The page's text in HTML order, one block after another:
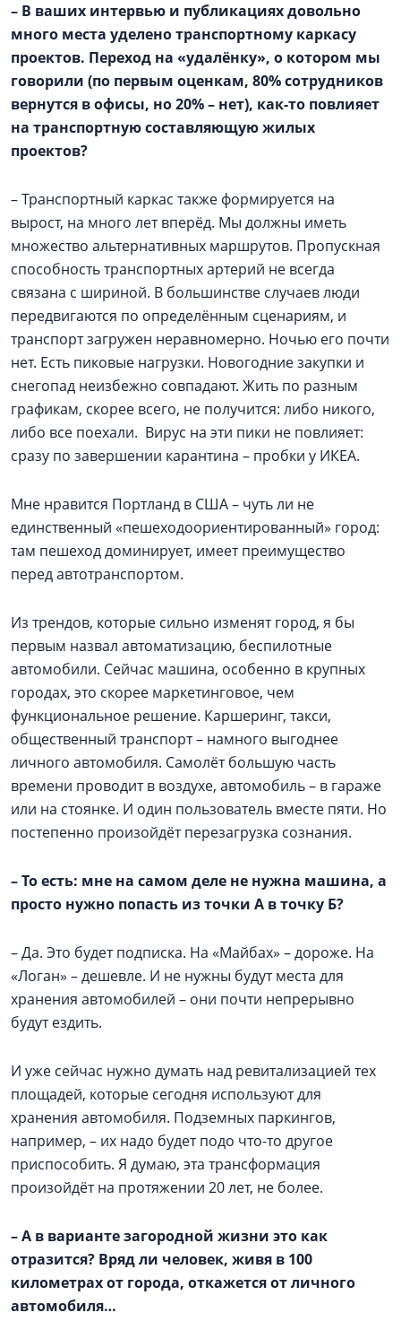
– В ваших интервью и публикациях довольно
много места уделено транспортному каркасу
проектов. Переход на «удалёнку», о котором мы
говорили (по первым оценкам, 80% сотрудников
вернутся в офисы, но 20%– нет), как-то повлияет
на транспортную составляющую жилых
проектов?
– Транспортный каркас также формируется на
вырост, на много лет вперёд. Мы должны иметь
множество альтернативных маршрутов. Пропускная
способность транспортных артерий не всегда
связана с шириной. В большинстве случаев люди
передвигаются по определённым сценариям, и
транспорт загружен неравномерно. Ночью его почти
нет. Есть пиковые нагрузки. Новогодние закупки и
снегопад неизбежно совпадают. Жить по разным
графикам, скорее всего, не получится: либо никого,
либо все поехали. Вирус на эти пики не повлияет:
сразу по завершении карантина – пробки у ИКЕА.
Мне нравится Портланд в США – чуть ли не
единственный «пешеходоориентированный» город:
там пешеход доминирует, имеет преимущество
перед автотранспортом.
Из трендов, которые сильно изменят город, я бы
первым назвал автоматизацию, беспилотные
автомобили. Сейчас машина, особенно в крупных
городах, это скорее маркетинговое, чем
функциональное решение. Каршеринг, такси,
общественный транспорт – намного выгоднее
личного автомобиля. Самолёт большую часть
времени проводит в воздухе, автомобиль – в гараже
или на стоянке. И один пользователь вместе пяти. Но
постепенно произойдёт перезагрузка сознания.
–То есть: мне на самом деле не нужна машина, а
просто нужно попасть из точки А в точку Б?
– Да. Это будет подписка. На «Майбах» – дороже. На
«Логан» – дешевле. И не нужны будут места для
хранения автомобилей – они почти непрерывно
будут ездить.
И уже сейчас нужно думать над ревитализацией тех
площадей, которые сегодня используют для
хранения автомобиля. Подземных паркингов,
например, – их надо будет подо что-то другое
приспособить. Я думаю, эта трансформация
произойдёт на протяжении 20 лет, не более.
–А в варианте загородной жизни это как
отразится? Вряд ли человек, живя в 100
километрах от города, откажется от личного
автомобиля…